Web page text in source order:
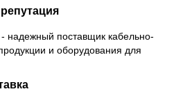
надежный поставщик кабельно-
и оборудования для